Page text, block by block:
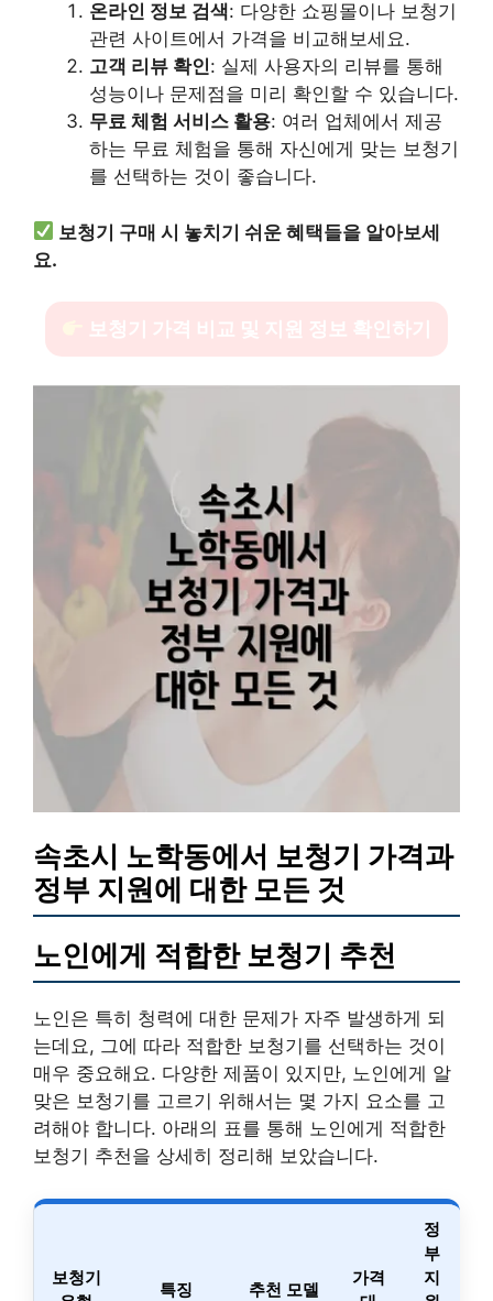
온라인 정보 검색: 다양한 쇼핑몰이나 보청기
관련 사이트에서 가격을 비교해보세요.
고객 리뷰 확인: 실제 사용자의 리뷰를 통해
성능이나 문제점을 미리 확인할 수 있습니다.
무료 체험 서비스 활용: 여러 업체에서 제공
하는 무료 체험을 통해 자신에게 맞는 보청기
를 선택하는 것이 좋습니다.
보청기 구매 시 놓치기 쉬운 혜택들을 알아보세
요.
보청기 가격 비교 및 지원 정보 확인하기
속초시 노학동에서 보청기 가격과
정부 지원에 대한 모든 것
노인에게 적합한 보청기 추천
노인은 특히 청력에 대한 문제가 자주 발생하게 되
는데요, 그에 따라 적합한 보청기를 선택하는 것이
매우 중요해요. 다양한 제품이 있지만, 노인에게 알
맞은 보청기를 고르기 위해서는 몇 가지 요소를 고
려해야 합니다. 아래의 표를 통해 노인에게 적합한
보청기 추천을 상세히 정리해 보았습니다.
보청기
특징 추천 모델
가격
정
부
지